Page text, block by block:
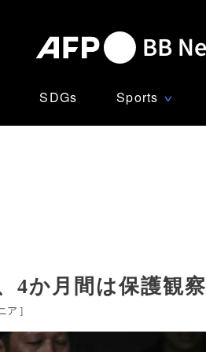
SDGs Sports ∨
4か月間は保護観察
ア ]